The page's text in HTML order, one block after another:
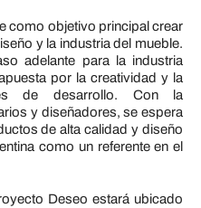
como objetivo principal crear
y la industria del mueble.
adelante para la industria
por la creatividad y la
de desarrollo. Con la
y diseñadores, se espera
de alta calidad y diseño
como un referente en el
Deseo estará ubicado